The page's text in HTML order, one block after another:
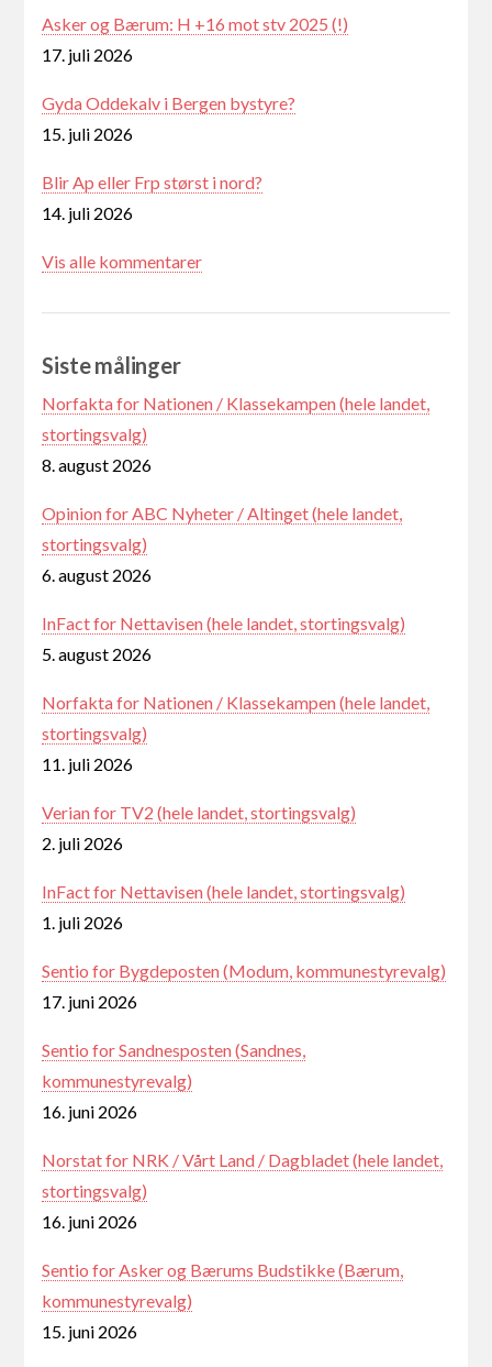
Asker og Bærum: H +16 mot stv 2025 (!)
17. juli 2026
Gyda Oddekalv i Bergen bystyre?
15. juli 2026
Blir Ap eller Frp størst i nord?
14. juli 2026
Vis alle kommentarer
Siste målinger
Norfakta for Nationen / Klassekampen (hele landet,
stortingsvalg)
8. august 2026
Opinion for ABC Nyheter / Altinget (hele landet,
stortingsvalg)
6. august 2026
InFact for Nettavisen (hele landet, stortingsvalg)
5. august 2026
Norfakta for Nationen / Klassekampen (hele landet,
stortingsvalg)
11. juli 2026
Verian for TV2 (hele landet, stortingsvalg)
2. juli 2026
InFact for Nettavisen (hele landet, stortingsvalg)
1. juli 2026
Sentio for Bygdeposten (Modum, kommunestyrevalg)
17. juni 2026
Sentio for Sandnesposten (Sandnes,
kommunestyrevalg)
16. juni 2026
Norstat for NRK / Vårt Land / Dagbladet (hele landet,
stortingsvalg)
16. juni 2026
Sentio for Asker og Bærums Budstikke (Bærum,
kommunestyrevalg)
15. juni 2026